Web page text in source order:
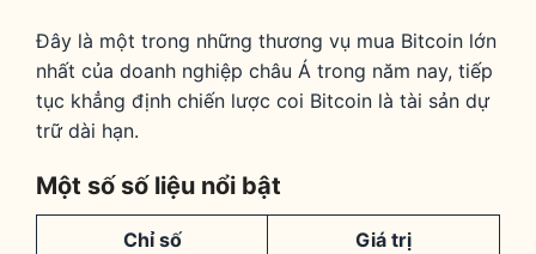
Đây là một trong những thương vụ mua Bitcoin lớn
nhất của doanh nghiệp châu Á trong năm nay, tiếp
tục khẳng định chiến lược coi Bitcoin là tài sản dự
trữ dài hạn.
Một số số liệu nổi bật
Chỉ số Giá trị